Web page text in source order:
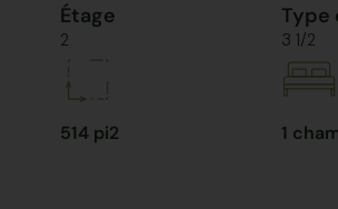
Étage
2
Type
3 1/2
514 pi2 1